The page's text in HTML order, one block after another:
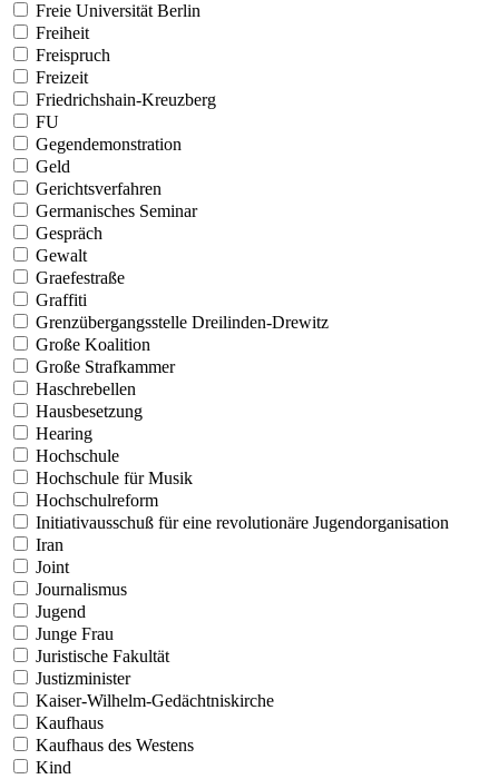
Freie Universität Berlin
Freiheit
Freispruch
Freizeit
Friedrichshain-Kreuzberg
FU
Gegendemonstration
Geld
Gerichtsverfahren
Germanisches Seminar
Gespräch
Gewalt
Graefestraße
Graffiti
Grenzübergangsstelle Dreilinden-Drewitz
Große Koalition
Große Strafkammer
Haschrebellen
Hausbesetzung
Hearing
Hochschule
Hochschule für Musik
Hochschulreform
Initiativausschuß für eine revolutionäre Jugendorganisation
Iran
Joint
Journalismus
Jugend
Junge Frau
Juristische Fakultät
Justizminister
Kaiser-Wilhelm-Gedächtniskirche
Kaufhaus
Kaufhaus des Westens
Kind